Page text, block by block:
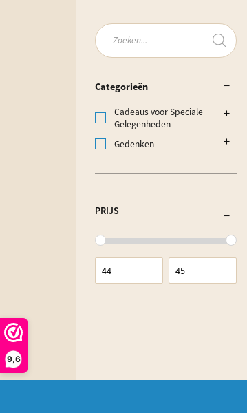
9,6
Producten
zoeken
Categorieën
Cadeaus voor Speciale
Gelegenheden
Gedenken
PRIJS